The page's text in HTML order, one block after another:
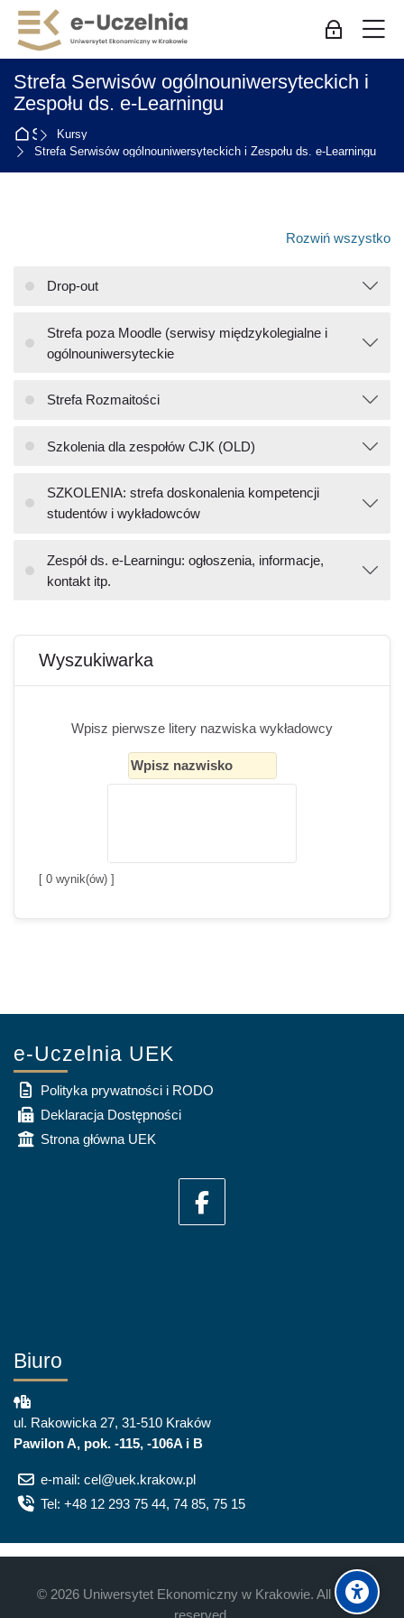
Skip to navigation
Skip to login form
Przejdź do głównej zawartości
Skip to accessibility options
Skip to footer
Skip accessibility options
Zaloguj
Strefa Serwisów ogólnouniwersyteckich i
Zespołu ds. e-Learningu
Strona główna
Kursy
Strefa Serwisów ogólnouniwersyteckich i Zespołu ds. e-Learningu
Rozwiń wszystko
Drop-out
Strefa poza Moodle (serwisy międzykolegialne i
ogólnouniwersyteckie
Strefa Rozmaitości
Szkolenia dla zespołów CJK (OLD)
SZKOLENIA: strefa doskonalenia kompetencji
studentów i wykładowców
Zespół ds. e-Learningu: ogłoszenia, informacje,
kontakt itp.
Bloki
Wyszukiwarka
Wpisz pierwsze litery nazwiska wykładowcy
[ 0 wynik(ów) ]
e-Uczelnia UEK
Polityka prywatności i RODO
Deklaracja Dostępności
Strona główna UEK
Biuro
ul. Rakowicka 27, 31-510 Kraków
Pawilon A, pok. -115, -106A i B
e-mail: cel@uek.krakow.pl
Tel: +48 12 293 75 44, 74 85, 75 15
© 2026 Uniwersytet Ekonomiczny w Krakowie. All rights